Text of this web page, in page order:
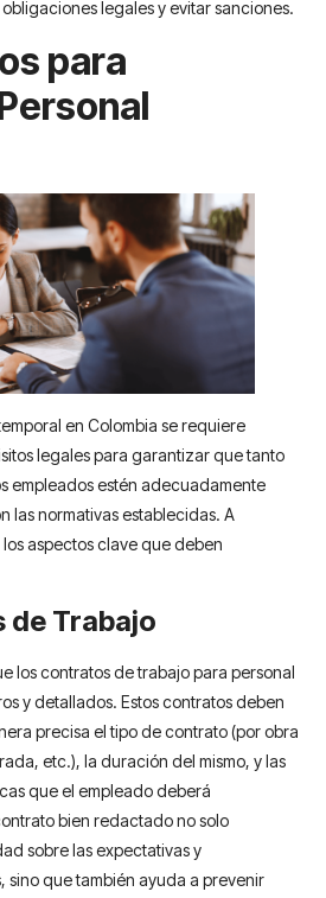
legales y evitar sanciones.
para
en Colombia se requiere
legales para garantizar que tanto
empleados estén adecuadamente
las normativas establecidas. A
aspectos clave que deben
Trabajo
los contratos de trabajo para personal
y detallados. Estos contratos deben
precisa el tipo de contrato (por obra
etc.), la duración del mismo, y las
que el empleado deberá
bien redactado no solo
sobre las expectativas y
sino que también ayuda a prevenir